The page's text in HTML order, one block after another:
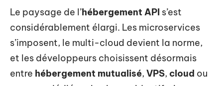
Le paysage de l’hébergement API s’est
considérablement élargi. Les microservices
s’imposent, le multi-cloud devient la norme,
et les développeurs choisissent désormais
entre hébergement mutualisé, VPS, cloud ou